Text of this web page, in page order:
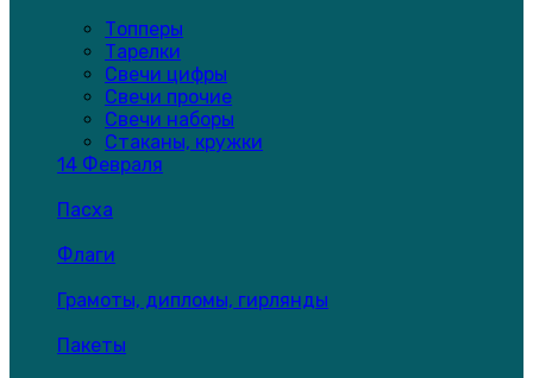
Топперы
Тарелки
Свечи цифры
Свечи прочие
Свечи наборы
Стаканы, кружки
14 Февраля
Пасха
Флаги
Грамоты, дипломы, гирлянды
Пакеты